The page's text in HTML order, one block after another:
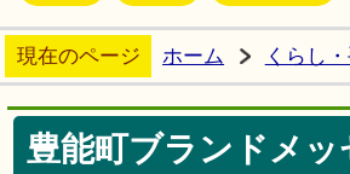
現在のページ ホーム くらし
豊能町ブランドメ